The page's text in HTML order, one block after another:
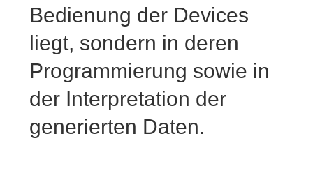
Bedienung der Devices
liegt, sondern in deren
Programmierung sowie in
der Interpretation der
generierten Daten.